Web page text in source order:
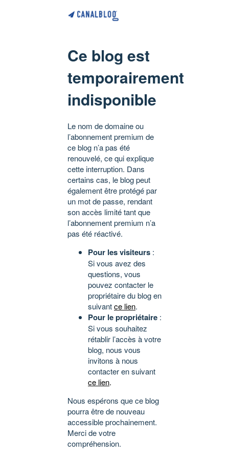
Ce blog est
temporairement
indisponible
Le nom de domaine ou
l’abonnement premium de
ce blog n’a pas été
renouvelé, ce qui explique
cette interruption. Dans
certains cas, le blog peut
également être protégé par
un mot de passe, rendant
son accès limité tant que
l’abonnement premium n’a
pas été réactivé.
Pour les visiteurs :
Si vous avez des
questions, vous
pouvez contacter le
propriétaire du blog en
suivantce lien.
Pour le propriétaire :
Si vous souhaitez
rétablir l’accès à votre
blog, nous vous
invitons à nous
contacter en suivant
ce lien.
Nous espérons que ce blog
pourra être de nouveau
accessible prochainement.
Merci de votre
compréhension.